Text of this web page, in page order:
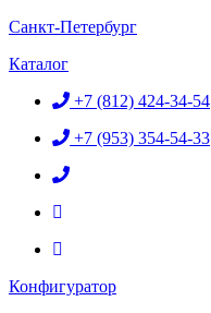
Санкт-Петербург
Каталог
+7 (812) 424-34-54
+7 (953) 354-54-33
Конфигуратор